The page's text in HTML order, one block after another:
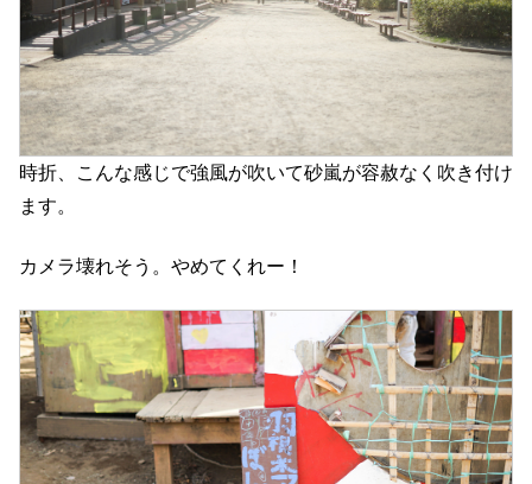
時折、こんな感じで強風が吹いて砂嵐が容赦なく吹き付け
ます。
カメラ壊れそう。やめてくれー！